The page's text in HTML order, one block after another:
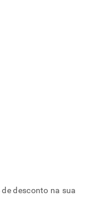
desconto na sua